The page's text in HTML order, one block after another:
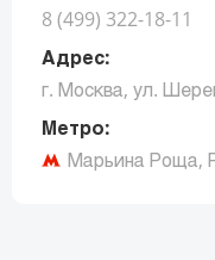
8 (499) 322-18-11
Адрес:
г. Москва, ул.
Метро:
Марьина Роща,